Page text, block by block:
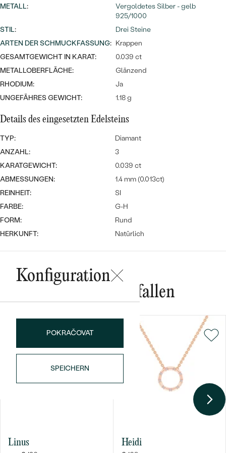
Wave Kollektion
ANSEHEN
NACH DER FARBE
MASSGEFERTIGTER
DIAMANTEN
Bestseller
ANSEHEN
Ohrrinnge
ANSEHEN
Personalisierte
Halsketten
Meistverkaufte
Ringe
ANSEHEN
METALL:
Vergoldetes Silber - gelb
925/1000
STIL:
Drei Steine
ARTEN DER SCHMUCKFASSUNG: Krappen
GESAMTGEWICHT IN KARAT:
0.039 ct
METALLOBERFLÄCHE:
Glänzend
RHODIUM:
Ja
UNGEFÄHRES GEWICHT:
1.18 g
Details des eingesetzten Edelsteins
TYP:
Diamant
ANZAHL:
3
KARATGEWICHT:
0.039 ct
ABMESSUNGEN:
1.4 mm (0.013ct)
REINHEIT:
SI
FARBE:
G-H
FORM:
Rund
HERKUNFT:
Natürlich
Konfiguration
POKRAČOVAT
SPEICHERN
Das könnte Ihnen gefallen
Linus Heidi